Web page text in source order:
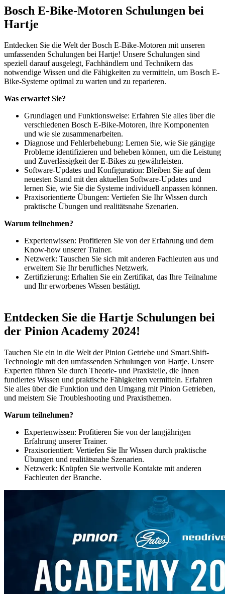
Bosch E-Bike-Motoren Schulungen bei
Hartje
Entdecken Sie die Welt der Bosch E-Bike-Motoren mit unseren
umfassenden Schulungen bei Hartje! Unsere Schulungen sind
speziell darauf ausgelegt, Fachhändlern und Technikern das
notwendige Wissen und die Fähigkeiten zu vermitteln, um Bosch E-
Bike-Systeme optimal zu warten und zu reparieren.
Was erwartet Sie?
Grundlagen und Funktionsweise: Erfahren Sie alles über die
verschiedenen Bosch E-Bike-Motoren, ihre Komponenten
und wie sie zusammenarbeiten.
Diagnose und Fehlerbehebung: Lernen Sie, wie Sie gängige
Probleme identifizieren und beheben können, um die Leistung
und Zuverlässigkeit der E-Bikes zu gewährleisten.
Software-Updates und Konfiguration: Bleiben Sie auf dem
neuesten Stand mit den aktuellen Software-Updates und
lernen Sie, wie Sie die Systeme individuell anpassen können.
Praxisorientierte Übungen: Vertiefen Sie Ihr Wissen durch
praktische Übungen und realitätsnahe Szenarien.
Warum teilnehmen?
Expertenwissen: Profitieren Sie von der Erfahrung und dem
Know-how unserer Trainer.
Netzwerk: Tauschen Sie sich mit anderen Fachleuten aus und
erweitern Sie Ihr berufliches Netzwerk.
Zertifizierung: Erhalten Sie ein Zertifikat, das Ihre Teilnahme
und Ihr erworbenes Wissen bestätigt.
Entdecken Sie die Hartje Schulungen bei
der Pinion Academy 2024!
Tauchen Sie ein in die Welt der Pinion Getriebe und Smart.Shift-
Technologie mit den umfassenden Schulungen von Hartje. Unsere
Experten führen Sie durch Theorie- und Praxisteile, die Ihnen
fundiertes Wissen und praktische Fähigkeiten vermitteln. Erfahren
Sie alles über die Funktion und den Umgang mit Pinion Getrieben,
und meistern Sie Troubleshooting und Praxisthemen.
Warum teilnehmen?
Expertenwissen: Profitieren Sie von der langjährigen
Erfahrung unserer Trainer.
Praxisorientiert: Vertiefen Sie Ihr Wissen durch praktische
Übungen und realitätsnahe Szenarien.
Netzwerk: Knüpfen Sie wertvolle Kontakte mit anderen
Fachleuten der Branche.